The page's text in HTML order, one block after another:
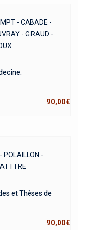
- CABADE -
- GIRAUD -
90,00€
POLAILLON -
et Thèses de
90,00€